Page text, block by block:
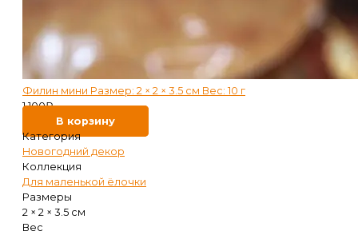
Филин мини Размер: 2 × 2 × 3.5 см Вес: 10 г
1 100₽
В корзину
Категория
Новогодний декор
Коллекция
Для маленькой ёлочки
Размеры
2 × 2 × 3.5 см
Вес